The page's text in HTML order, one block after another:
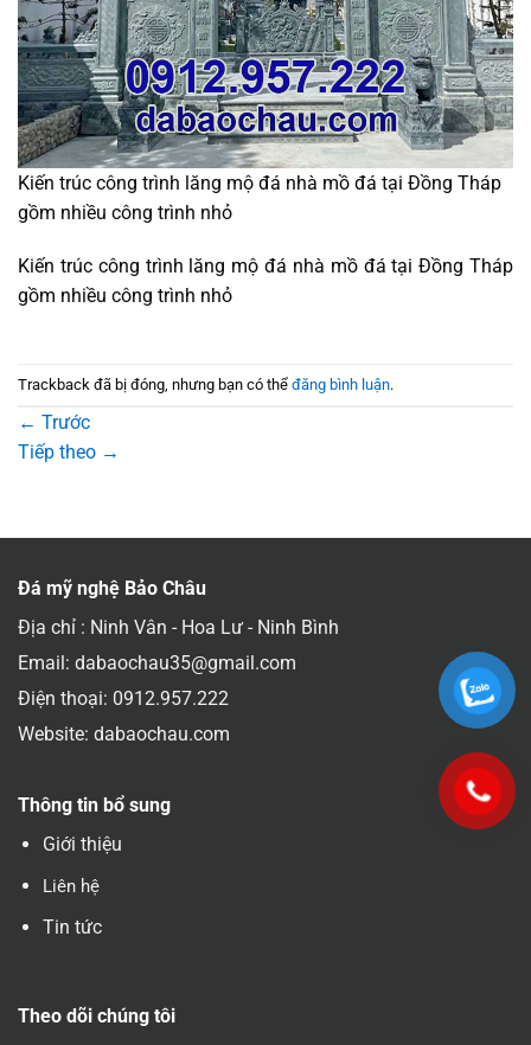
Kiến trúc công trình lăng mộ đá nhà mồ đá tại Đồng Tháp
gồm nhiều công trình nhỏ
Kiến trúc công trình lăng mộ đá nhà mồ đá tại Đồng Tháp
gồm nhiều công trình nhỏ
Trackback đã bị đóng, nhưng bạn có thể đăng bình luận.
← Trước
Tiếp theo →
Đá mỹ nghệ Bảo Châu
Địa chỉ : Ninh Vân - Hoa Lư - Ninh Bình
Email: dabaochau35@gmail.com
Điện thoại: 0912.957.222
Website: dabaochau.com
Thông tin bổ sung
Giới thiệu
Liên hệ
Tin tức
Theo dõi chúng tôi